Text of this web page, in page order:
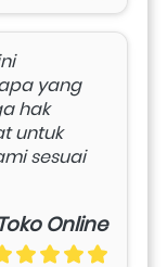
yang
hak
untuk
sesuai
Online